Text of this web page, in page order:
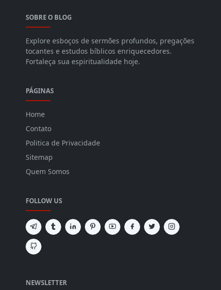
SOBRE O BLOG
Explore esboços de sermões profundos, pregações
tocantes e estudos bíblicos enriquecedores.
Fortaleça sua espiritualidade hoje.
PÁGINAS
Home
Contato
Politica de Privacidade
Sitemap
Quem Somos
FOLLOW US
NEWSLETTER